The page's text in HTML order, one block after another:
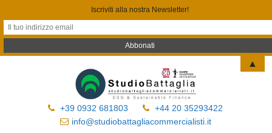
+39 0932 681803
+44 20 35293422
info@studiobattagliacommercialisti.it
Iscriviti alla nostra Newsletter!
▲